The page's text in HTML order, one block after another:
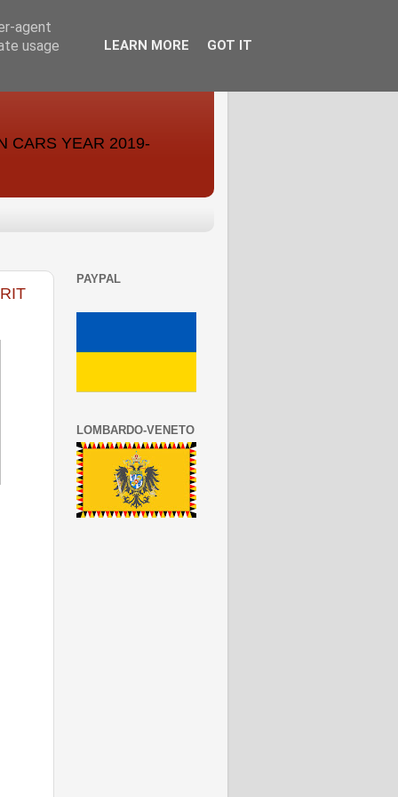
CARS YEAR 2019-
PAYPAL
LOMBARDO-VENETO
agent
usage
LEARN MORE GOT IT